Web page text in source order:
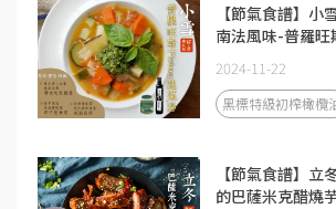
【節氣食譜】小
南法風味-普羅
2024-11-22
黑標特級初榨橄欖
【節氣食譜】立
的巴薩米克醋燒